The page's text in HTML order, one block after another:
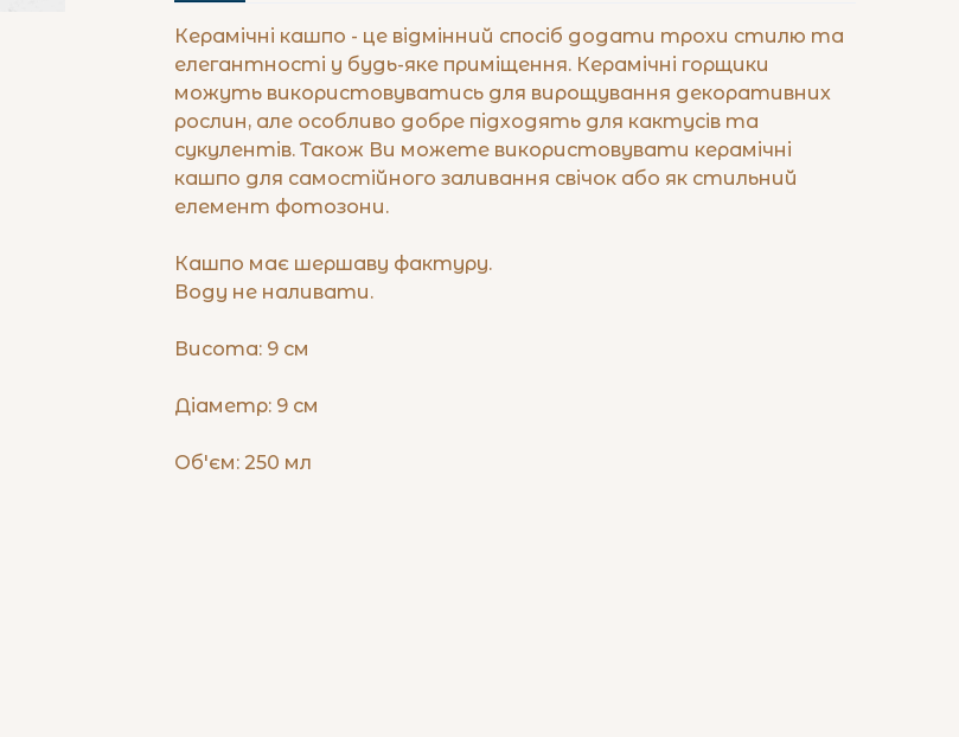
Керамічні кашпо - це відмінний спосіб додати трохи стилю та
елегантності у будь-яке приміщення. Керамічні горщики
можуть використовуватись для вирощування декоративних
рослин, але особливо добре підходять для кактусів та
сукулентів. Також Ви можете використовувати керамічні
кашпо для самостійного заливання свічок або як стильний
елемент фотозони.
Кашпо має шершаву фактуру.
Воду не наливати.
Висота: 9 см
Діаметр: 9 см
Об'єм: 250 мл